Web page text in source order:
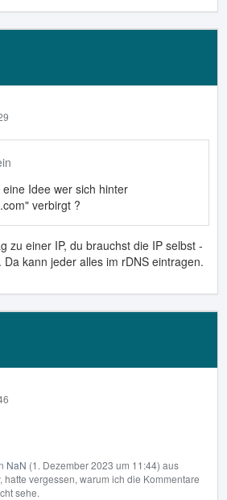
Idee wer sich hinter
verbirgt ?
zu einer IP, du brauchst die IP selbst -
kann jeder alles im rDNS eintragen.
NaN (1. Dezember 2023 um 11:44) aus
hatte vergessen, warum ich die Kommentare
sehe.